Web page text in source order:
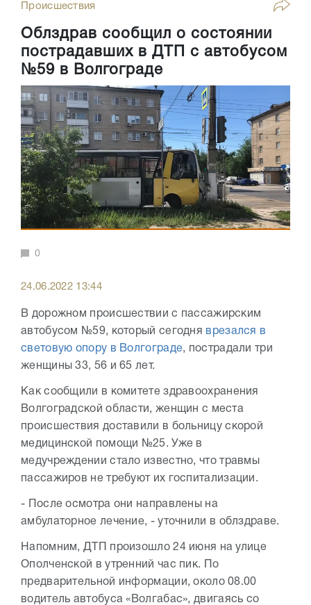
Происшествия
Облздрав сообщил о состоянии
пострадавших в ДТП с автобусом
№59 в Волгограде
0
24.06.2022 13:44
В дорожном происшествии с пассажирским
автобусом №59, который сегодня врезался в
световую опору в Волгограде, пострадали три
женщины 33, 56 и 65 лет.
Как сообщили в комитете здравоохранения
Волгоградской области, женщин с места
происшествия доставили в больницу скорой
медицинской помощи №25. Уже в
медучреждении стало известно, что травмы
пассажиров не требуют их госпитализации.
- После осмотра они направлены на
амбулаторное лечение, - уточнили в облздраве.
Напомним, ДТП произошло 24 июня на улице
Ополченской в утренний час пик. По
предварительной информации, около 08.00
водитель автобуса «Волгабас», двигаясь со